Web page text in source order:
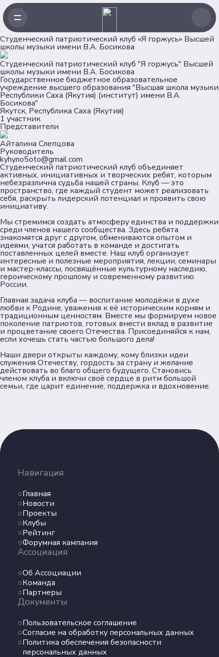
Студенческий патриотический клуб «Я горжусь» Высшей
школы музыки имени В.А. Босикова
Студенческий патриотический клуб "Я горжусь" Высшей
школы музыки имени В.А. Босикова
Государственное бюджетное образовательное
учреждение высшего образования "Высшая школа музыки
Республики Саха (Якутия) (институт) имени В.А.
Босикова"
Якутск, Республика Саха (Якутия)
1 участник
Представители
Айталина Слепцова
Руководитель
kyhyno5oto@gmail.com
Студенческий патриотический клуб объединяет
активных, инициативных и творческих ребят, которым
небезразлична судьба нашей страны. Клуб — это
пространство, где каждый студент может реализовать
себя, раскрыть лидерский потенциал и проявить свою
инициативу.
Мы стремимся создать атмосферу единства и поддержки
среди членов нашего сообщества. Здесь ребята
знакомятся друг с другом, обмениваются опытом и
идеями, учатся работать в команде и достигать
поставленных целей вместе. Наш клуб организует
интересные и полезные мероприятия, лекции, семинары
и мастер-классы, посвящённые культурному наследию,
героическому прошлому и современному развитию
России.
Главная задача клуба — воспитание молодёжи в духе
любви к Родине, уважения к её историческим корням и
традиционным ценностям. Вместе мы формируем новое
поколение патриотов, готовых внести вклад в развитие
и процветание своего Отечества. Присоединяйся к нам,
если хочешь стать частью большого дела!
Наши двери открыты каждому, кому близки идеи
служения Отечеству, гордость за страну и желание
действовать во благо общего будущего. Становись
членом клуба и включи своё сердце в ритм большой
семьи, где царит единение, поддержка и вдохновение.
Навигация
Главная
Новости
Проекты
Клубы
Рейтинг
Форумная кампания
Ассоциация
Об Ассоциации
Команда
Партнеры
Документы
Пользовательское соглашение
Согласие на обработку персональных данных
Политика обеспечения безопасности
персональных данных
Главная
Новости
Проекты
Клубы
Рейтинг
Форумная кампания
Об Ассоциации
Команда
Партнеры
Пользовательское соглашение
Согласие на обработку персональных данных
Политика обеспечения безопасности
персональных данных
сети
Телеграм
ВКонтакте
Max